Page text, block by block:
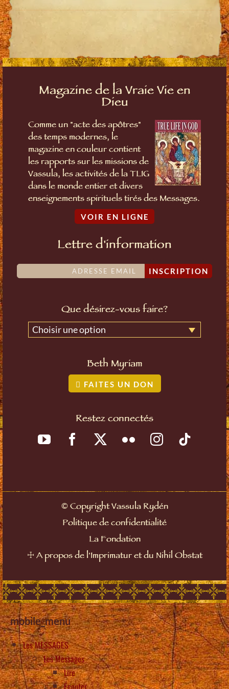
Magazine de la Vraie Vie en
Dieu
Comme un "acte des apôtres"
des temps modernes, le
magazine en couleur contient
les rapports sur les missions de
Vassula, les activités de la TLIG
dans le monde entier et divers
enseignements spirituels tirés des Messages.
VOIR EN LIGNE
Lettre d'information
INSCRIPTION
Que désirez-vous faire?
Choisir une option
Beth Myriam
FAITES UN DON
Restez connectés
©Copyright Vassula Rydén
Politique de confidentialité
La Fondation
☩ A propos de l'Imprimatur et du Nihil Obstat
mobile_menu
Les MESSAGES
Les Messages
Lire
Écouter